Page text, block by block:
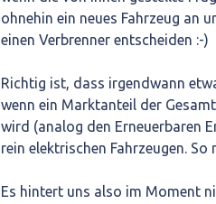
ohnehin ein neues Fahrzeug an
einen Verbrenner entscheiden :-)
Richtig ist, dass irgendwann
wenn ein Marktanteil der
wird (analog den Erneuerbaren
rein elektrischen Fahrzeugen. So
Es hintert uns also im Moment